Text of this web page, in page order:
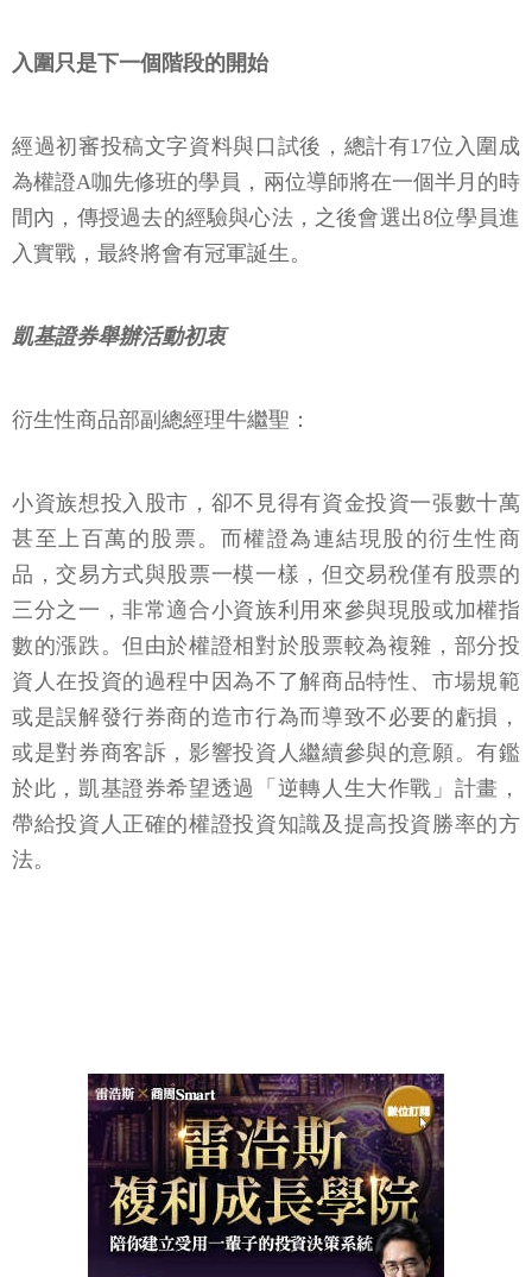
入圍只是下一個階段的開始
經過初審投稿文字資料與口試後，總計有17位入圍成
為權證A咖先修班的學員，兩位導師將在一個半月的時
間內，傳授過去的經驗與心法，之後會選出8位學員進
入實戰，最終將會有冠軍誕生。
凱基證券舉辦活動初衷
衍生性商品部副總經理牛繼聖：
小資族想投入股市，卻不見得有資金投資一張數十萬
甚至上百萬的股票。而權證為連結現股的衍生性商
品，交易方式與股票一模一樣，但交易稅僅有股票的
三分之一，非常適合小資族利用來參與現股或加權指
數的漲跌。但由於權證相對於股票較為複雜，部分投
資人在投資的過程中因為不了解商品特性、市場規範
或是誤解發行券商的造市行為而導致不必要的虧損，
或是對券商客訴，影響投資人繼續參與的意願。有鑑
於此，凱基證券希望透過「逆轉人生大作戰」計畫，
帶給投資人正確的權證投資知識及提高投資勝率的方
法。